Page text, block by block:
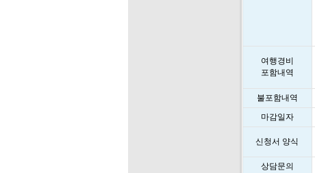
여행경비
포함내역
불포함내역
마감일자
신청서 양식
상담문의